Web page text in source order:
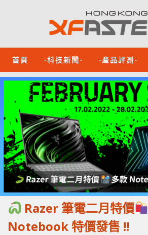
首頁 -科技新聞- -產品評測-
Razer 筆電二月特價
Notebook 特價發售 !!